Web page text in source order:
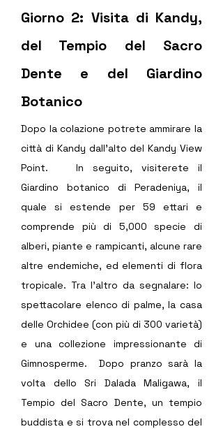
Giorno 2: Visita di Kandy,
del Tempio del Sacro
Dente e del Giardino
Botanico
Dopo la colazione potrete ammirare la
città di Kandy dall’alto del Kandy View
Point.   In seguito, visiterete il
Giardino botanico di Peradeniya, il
quale si estende per 59 ettari e
comprende più di 5,000 specie di
alberi, piante e rampicanti, alcune rare
altre endemiche, ed elementi di flora
tropicale. Tra l’altro da segnalare: lo
spettacolare elenco di palme, la casa
delle Orchidee (con più di 300 varietà)
e una collezione impressionante di
Gimnosperme.  Dopo pranzo sarà la
volta dello Sri Dalada Maligawa, il
Tempio del Sacro Dente, un tempio
buddista e si trova nel complesso del